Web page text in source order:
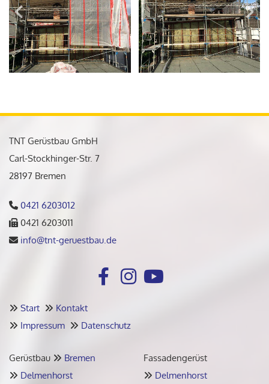
TNT Gerüstbau GmbH
Carl-Stockhinger-Str. 7
28197 Bremen
 0421 6203012
 0421 6203011
 info@tnt-geruestbau.de
 Start  Kontakt
 Impressum  Datenschutz
Gerüstbau  Bremen
 Delmenhorst
Fassadengerüst
 Delmenhorst